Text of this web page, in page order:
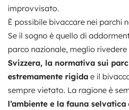
improvvisato.
È possibile bivaccare nei parchi
Se il sogno è quello di
parco nazionale, meglio
Svizzera, la normativa sui
estremamente rigida e il
sempre vietato. La ragione è
l’ambiente e la fauna selvatica